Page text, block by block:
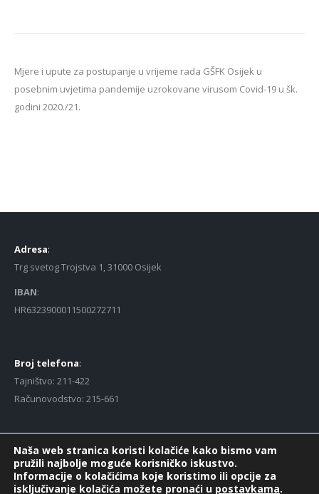
Mjere i upute za postupanje u vrijeme rada GŠFK Osijek u
posebnim uvjetima pandemije uzrokovane virusom Covid-19 u šk.
godini 2020./21.
Adresa:
Trg svetog Trojstva 1, 31000 Osijek
IBAN:
HR6323900011500272711
Broj telefona:
Tajništvo: 211-422
Računovodstvo: 215-661
E-mail:
gsfk@gsfk-osijek.hr (službeni)
Naša web stranica koristi kolačiće kako bismo vam
pružili najbolje moguće korisničko iskustvo.
Informacije o kolačićima koje koristimo ili opcije za
isključivanje kolačića možete pronaći u postavkama.